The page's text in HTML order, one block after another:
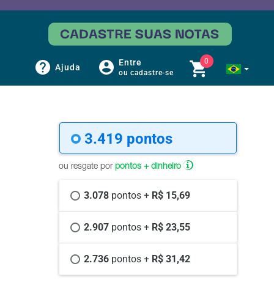
Ajuda Entre
ou cadastre-se
0
3.419 pontos
ou resgate por pontos + dinheiro
3.078 pontos + R$ 15,69
2.907 pontos + R$ 23,55
2.736 pontos + R$ 31,42